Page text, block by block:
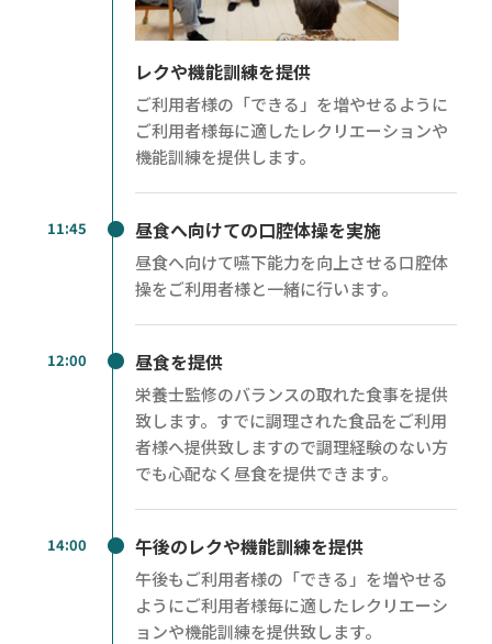
レクや機能訓練を提供
ご利用者様の「できる」を増やせるように
ご利用者様毎に適したレクリエーションや
機能訓練を提供します。
11:45 昼食へ向けての口腔体操を実施
昼食へ向けて嚥下能力を向上させる口腔体
操をご利用者様と一緒に行います。
12:00 昼食を提供
栄養士監修のバランスの取れた食事を提供
致します。すでに調理された食品をご利用
者様へ提供致しますので調理経験のない方
でも心配なく昼食を提供できます。
14:00 午後のレクや機能訓練を提供
午後もご利用者様の「できる」を増やせる
ようにご利用者様毎に適したレクリエーシ
ョンや機能訓練を提供致します。